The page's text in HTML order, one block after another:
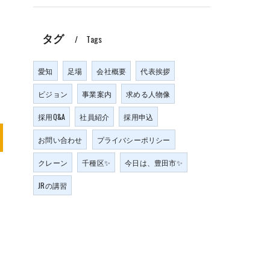
タグ Tags
愛知 足場 会社概要 代表挨拶
ビジョン 事業案内 求める人物像
採用Q&A 社員紹介 採用申込
お問い合わせ プライバシーポリシー
クレーン 千種区✨ 今日は、豊田市✨
JRの講習